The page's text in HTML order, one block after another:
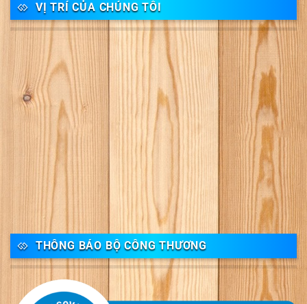
VỊ TRÍ CỦA CHÚNG TÔI
THÔNG BÁO BỘ CÔNG THƯƠNG